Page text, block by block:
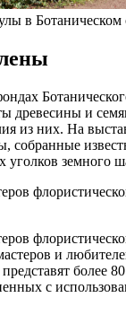
в Ботаническом
древесины и
из них. На
собранные
уголков земного
и
более
с